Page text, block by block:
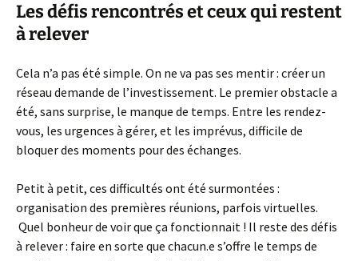
Les défis rencontrés et ceux qui restent
à relever
Cela n’a pas été simple. On ne va pas ses mentir : créer un
réseau demande de l’investissement. Le premier obstacle a
été, sans surprise, le manque de temps. Entre les rendez-
vous, les urgences à gérer, et les imprévus, difficile de
bloquer des moments pour des échanges.
Petit à petit, ces difficultés ont été surmontées :
organisation des premières réunions, parfois virtuelles.
Quel bonheur de voir que ça fonctionnait ! Il reste des défis
à relever : faire en sorte que chacun.e s’offre le temps de